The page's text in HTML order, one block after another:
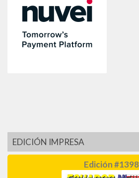
EDICIÓN IMPRESA
Edición #1398